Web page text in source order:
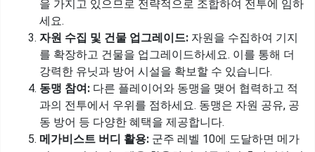
을 가지고 있으므로 전략적으로 조합하여 전투에 임하
세요.
자원 수집 및 건물 업그레이드: 자원을 수집하여 기지
를 확장하고 건물을 업그레이드하세요. 이를 통해 더
강력한 유닛과 방어 시설을 확보할 수 있습니다.
동맹 참여: 다른 플레이어와 동맹을 맺어 협력하고 적
과의 전투에서 우위를 점하세요. 동맹은 자원 공유, 공
동 방어 등 다양한 혜택을 제공합니다.
메가비스트 버디 활용: 군주 레벨 10에 도달하면 메가